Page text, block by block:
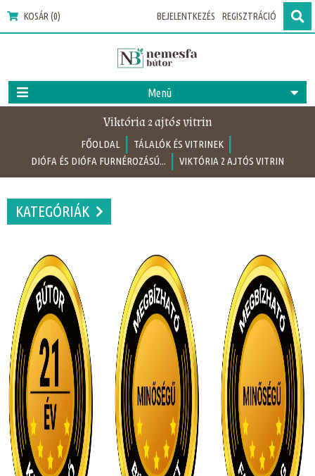
KOSÁR (0) BEJELENTKEZÉS REGISZTRÁCIÓ
Menü
Viktória 2 ajtós vitrin
FŐOLDAL TÁLALÓK ÉS VITRINEK
DIÓFA ÉS DIÓFA FURNÉROZÁSÚ... VIKTÓRIA 2 AJTÓS VITRIN
KATEGÓRIÁK